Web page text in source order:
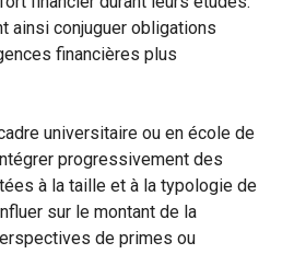
ainsi conjuguer obligations
financières plus
universitaire ou en école de
progressivement des
à la taille et à la typologie de
sur le montant de la
de primes ou